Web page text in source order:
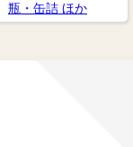
瓶・缶詰 ほか